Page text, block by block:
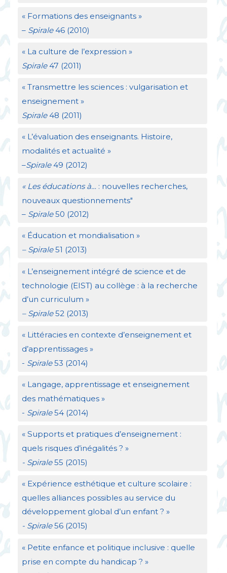
« Formations des enseignants »
– Spirale46 (2010)
« La culture de l’expression »
Spirale47 (2011)
« Transmettre les sciences : vulgarisation et
enseignement »
Spirale48 (2011)
« L’évaluation des enseignants. Histoire,
modalités et actualité »
–Spirale49 (2012)
« Les éducations à… : nouvelles recherches,
nouveaux questionnements"
– Spirale50 (2012)
« Éducation et mondialisation »
– Spirale51 (2013)
« L’enseignement intégré de science et de
technologie (EIST) au collège : à la recherche
d’un curriculum »
– Spirale52 (2013)
« Littéracies en contexte d’enseignement et
d’apprentissages »
- Spirale53 (2014)
« Langage, apprentissage et enseignement
des mathématiques »
- Spirale54 (2014)
« Supports et pratiques d’enseignement :
quels risques d’inégalités ? »
- Spirale55 (2015)
« Expérience esthétique et culture scolaire :
quelles alliances possibles au service du
développement global d’un enfant ? »
- Spirale56 (2015)
« Petite enfance et politique inclusive : quelle
prise en compte du handicap ? »